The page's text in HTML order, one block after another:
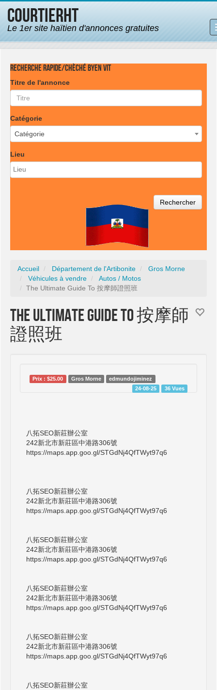
CourtierHT
Le 1er site haïtien d'annonces gratuites
Recherche rapide/Chèché byen vit
Titre de l'annonce
Catégorie
Catégorie
Lieu
Rechercher
Accueil Département de l'Artibonite
Gros Morne
Véhicules à vendre
Autos / Motos
The Ultimate Guide To 按摩師證照班
The Ultimate Guide To 按摩師
證照班
Prix : $25.00 Gros Morne
edmundojiminez
24-08-25
36 Vues
八拓SEO新莊辦公室
242新北市新莊區中港路306號
https://maps.app.goo.gl/STGdNj4QfTWyt97q6
八拓SEO新莊辦公室
242新北市新莊區中港路306號
https://maps.app.goo.gl/STGdNj4QfTWyt97q6
八拓SEO新莊辦公室
242新北市新莊區中港路306號
https://maps.app.goo.gl/STGdNj4QfTWyt97q6
八拓SEO新莊辦公室
242新北市新莊區中港路306號
https://maps.app.goo.gl/STGdNj4QfTWyt97q6
八拓SEO新莊辦公室
242新北市新莊區中港路306號
https://maps.app.goo.gl/STGdNj4QfTWyt97q6
八拓SEO新莊辦公室